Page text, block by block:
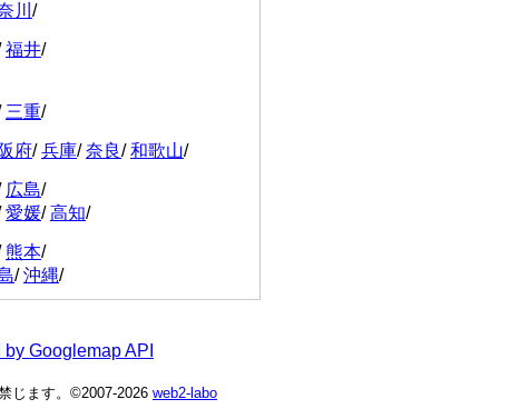
川 /
福井/
三重/
府/兵庫/奈良/和歌山/
広島/
愛媛/高知/
熊本/
/沖縄/
Googlemap API
じます。©2007-2026 web2-labo